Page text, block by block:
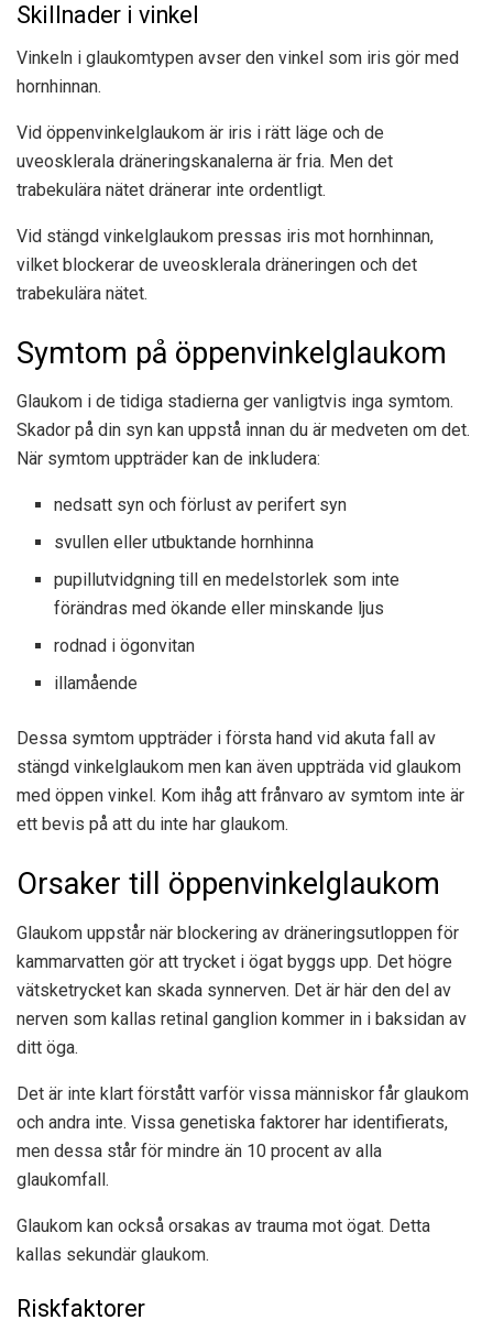
Skillnader i vinkel
Vinkeln i glaukomtypen avser den vinkel som iris gör med
hornhinnan.
Vid öppenvinkelglaukom är iris i rätt läge och de
uveosklerala dräneringskanalerna är fria. Men det
trabekulära nätet dränerar inte ordentligt.
Vid stängd vinkelglaukom pressas iris mot hornhinnan,
vilket blockerar de uveosklerala dräneringen och det
trabekulära nätet.
Symtom på öppenvinkelglaukom
Glaukom i de tidiga stadierna ger vanligtvis inga symtom.
Skador på din syn kan uppstå innan du är medveten om det.
När symtom uppträder kan de inkludera:
nedsatt syn och förlust av perifert syn
svullen eller utbuktande hornhinna
pupillutvidgning till en medelstorlek som inte
förändras med ökande eller minskande ljus
rodnad i ögonvitan
illamående
Dessa symtom uppträder i första hand vid akuta fall av
stängd vinkelglaukom men kan även uppträda vid glaukom
med öppen vinkel. Kom ihåg att frånvaro av symtom inte är
ett bevis på att du inte har glaukom.
Orsaker till öppenvinkelglaukom
Glaukom uppstår när blockering av dräneringsutloppen för
kammarvatten gör att trycket i ögat byggs upp. Det högre
vätsketrycket kan skada synnerven. Det är här den del av
nerven som kallas retinal ganglion kommer in i baksidan av
ditt öga.
Det är inte klart förstått varför vissa människor får glaukom
och andra inte. Vissa genetiska faktorer har identifierats,
men dessa står för mindre än 10 procent av alla
glaukomfall.
Glaukom kan också orsakas av trauma mot ögat. Detta
kallas sekundär glaukom.
Riskfaktorer